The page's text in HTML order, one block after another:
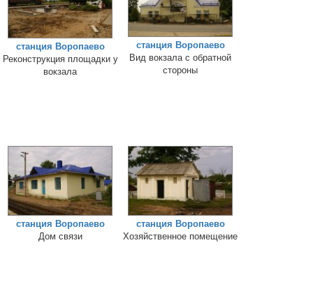
станция Воропаево
Реконструкция площадки у
вокзала
станция Воропаево
Вид вокзала с обратной
стороны
станция Воропаево
Дом связи
станция Воропаево
Хозяйственное помещение